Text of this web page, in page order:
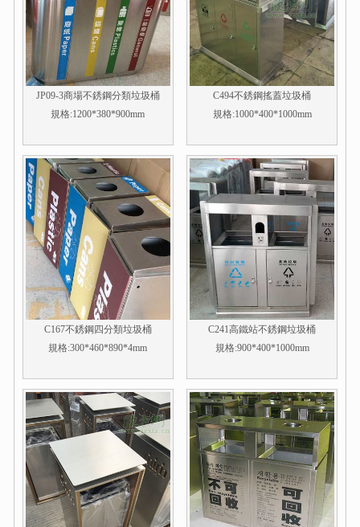
JP09-3商場不銹鋼分類垃圾桶
規格:1200*380*900mm
C494不銹鋼搖蓋垃圾桶
規格:1000*400*1000mm
C167不銹鋼四分類垃圾桶
規格:300*460*890*4mm
C241高鐵站不銹鋼垃圾桶
規格:900*400*1000mm